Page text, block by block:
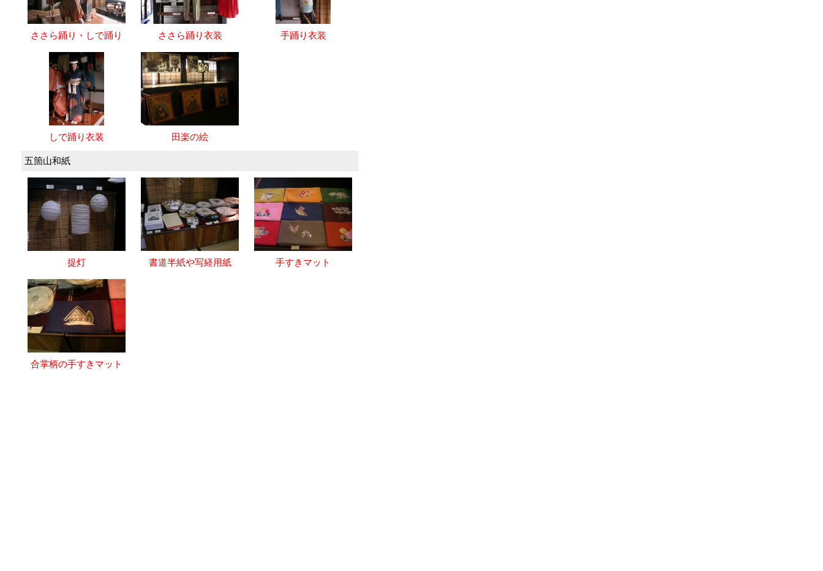
ささら踊り・しで踊り ささら踊り衣装 手踊り衣装
しで踊り衣装 田楽の絵
五箇山和紙
提灯 書道半紙や写経用紙 手すきマット
合掌柄の手すきマット